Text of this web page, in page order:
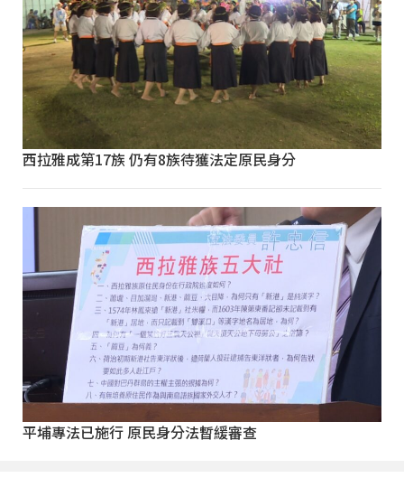
西拉雅成第17族 仍有8族待獲法定原民身分
平埔專法已施行 原民身分法暫緩審查